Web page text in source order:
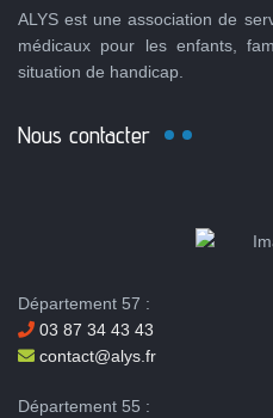
ALYS est une association de
médicaux pour les enfants,
situation de handicap.
Nous contacter
Département 57 :
03 87 34 43 43
contact@alys.fr
Département 55 :